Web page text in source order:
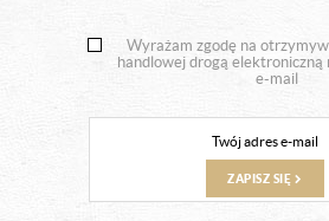
Wyrażam zgodę na
handlowej drogą elektroniczną
e-mail
ZAPISZ SIĘ